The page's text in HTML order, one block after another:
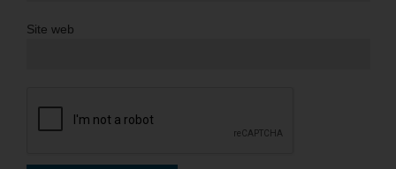
Site web